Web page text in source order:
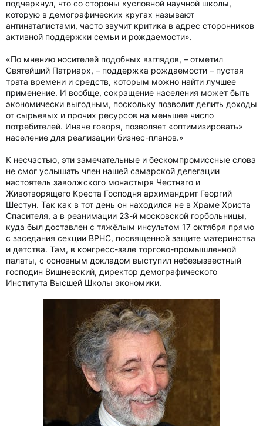
подчеркнул, что со стороны «условной научной школы,
которую в демографических кругах называют
антинаталистами, часто звучит критика в адрес сторонников
активной поддержки семьи и рождаемости».
«По мнению носителей подобных взглядов, – отметил
Святейший Патриарх, – поддержка рождаемости – пустая
трата времени и средств, которым можно найти лучшее
применение. И вообще, сокращение населения может быть
экономически выгодным, поскольку позволит делить доходы
от сырьевых и прочих ресурсов на меньшее число
потребителей. Иначе говоря, позволяет «оптимизировать»
население для реализации бизнес-планов.»
К несчастью, эти замечательные и бескомпромиссные слова
не смог услышать член нашей самарской делегации
настоятель заволжского монастыря Честнаго и
Животворящего Креста Господня архимандрит Георгий
Шестун. Так как в тот день он находился не в Храме Христа
Спасителя, а в реанимации 23-й московской горбольницы,
куда был доставлен с тяжёлым инсультом 17 октября прямо
с заседания секции ВРНС, посвященной защите материнства
и детства. Там, в конгресс-зале торгово-промышленной
палаты, с основным докладом выступил небезызвестный
господин Вишневский, директор демографического
Института Высшей Школы экономики.